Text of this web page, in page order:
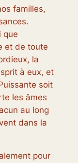
familles,
que
et de toute
la
à eux, et
soit
les âmes
au long
dans la
pour